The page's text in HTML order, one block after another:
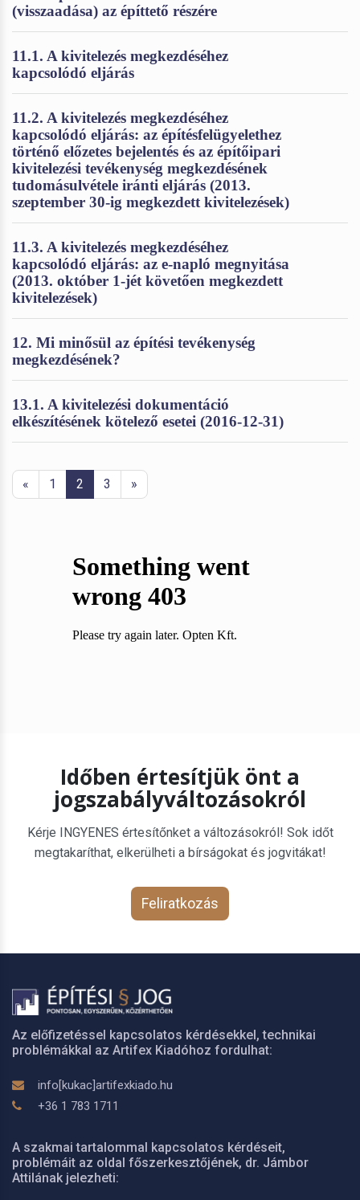
(visszaadása) az építtető részére
11.1. A kivitelezés megkezdéséhez
kapcsolódó eljárás
11.2. A kivitelezés megkezdéséhez
kapcsolódó eljárás: az építésfelügyelethez
történő előzetes bejelentés és az építőipari
kivitelezési tevékenység megkezdésének
tudomásulvétele iránti eljárás (2013.
szeptember 30-ig megkezdett kivitelezések)
11.3. A kivitelezés megkezdéséhez
kapcsolódó eljárás: az e-napló megnyitása
(2013. október 1-jét követően megkezdett
kivitelezések)
12. Mi minősül az építési tevékenység
megkezdésének?
13.1. A kivitelezési dokumentáció
elkészítésének kötelező esetei (2016-12-31)
« 1 2 3 »
Időben értesítjük önt a
jogszabályváltozásokról
Kérje INGYENES értesítőnket a változásokról! Sok időt
megtakaríthat, elkerülheti a bírságokat és jogvitákat!
Feliratkozás
Az előfizetéssel kapcsolatos kérdésekkel, technikai
problémákkal az Artifex Kiadóhoz fordulhat:
info[kukac]artifexkiado.hu
+36 1 783 1711
A szakmai tartalommal kapcsolatos kérdéseit,
problémáit az oldal főszerkesztőjének, dr. Jámbor
Attilának jelezheti: